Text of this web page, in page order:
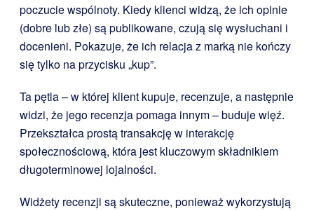
poczucie wspólnoty. Kiedy klienci widzą, że ich opinie
(dobre lub złe) są publikowane, czują się wysłuchani i
docenieni. Pokazuje, że ich relacja z marką nie kończy
się tylko na przycisku „kup”.
Ta pętla – w której klient kupuje, recenzuje, a następnie
widzi, że jego recenzja pomaga innym – buduje więź.
Przekształca prostą transakcję w interakcję
społecznościową, która jest kluczowym składnikiem
długoterminowej lojalności.
Widżety recenzji są skuteczne, ponieważ wykorzystują